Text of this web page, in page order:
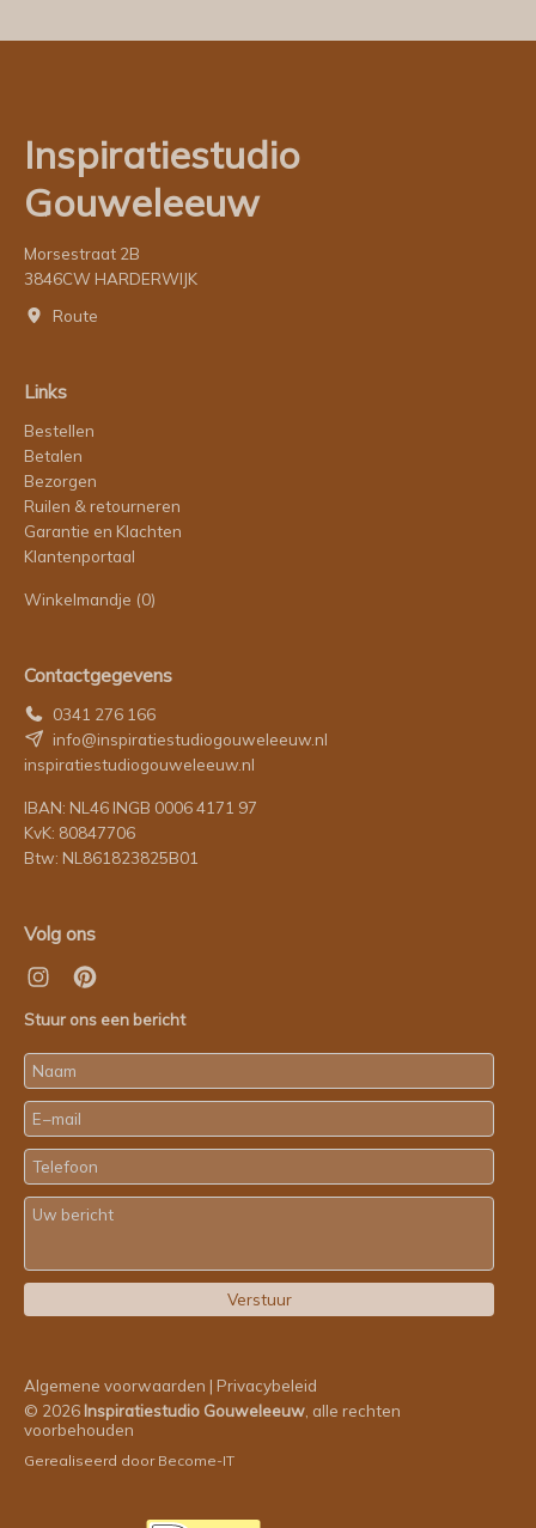
Inspiratiestudio
Gouweleeuw
Morsestraat 2B
3846CW HARDERWIJK
Route
Links
Bestellen
Betalen
Bezorgen
Ruilen & retourneren
Garantie en Klachten
Klantenportaal
Winkelmandje (0)
Contactgegevens
0341 276 166
info@inspiratiestudiogouweleeuw.nl
inspiratiestudiogouweleeuw.nl
IBAN: NL46 INGB 0006 4171 97
KvK: 80847706
Btw: NL861823825B01
Volg ons
Stuur ons een bericht
Algemene voorwaarden | Privacybeleid
© 2026 Inspiratiestudio Gouweleeuw , alle rechten
voorbehouden
Gerealiseerd door Become-IT